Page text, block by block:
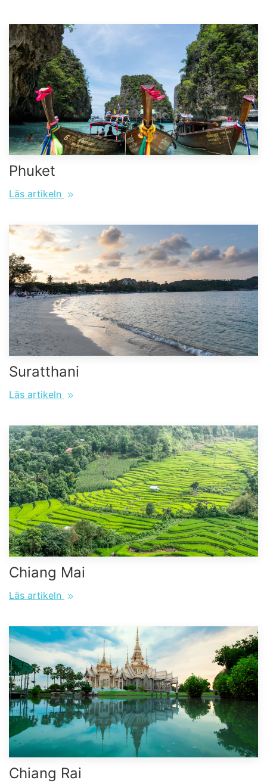
Phuket
Läs artikeln
Suratthani
Läs artikeln
Chiang Mai
Läs artikeln
Chiang Rai